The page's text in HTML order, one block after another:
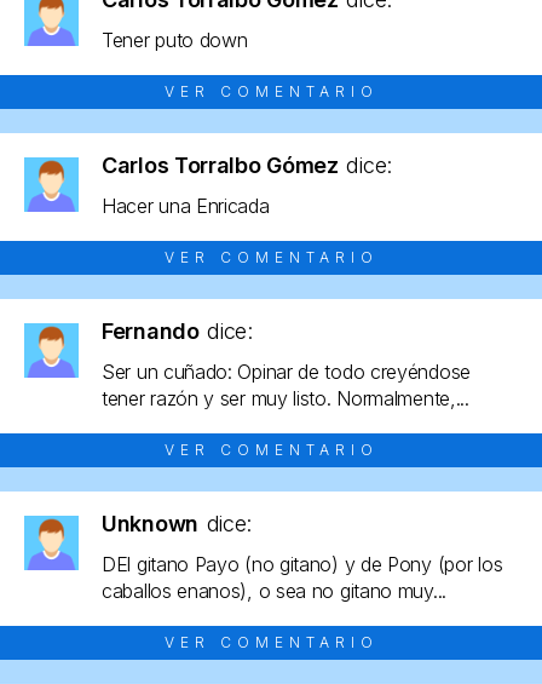
Tener puto down
VER COMENTARIO
Carlos Torralbo Gómez dice:
Hacer una Enricada
VER COMENTARIO
Fernando dice:
Ser un cuñado: Opinar de todo creyéndose
tener razón y ser muy listo. Normalmente,...
VER COMENTARIO
Unknown dice:
DEl gitano Payo (no gitano) y de Pony (por los
caballos enanos), o sea no gitano muy...
VER COMENTARIO